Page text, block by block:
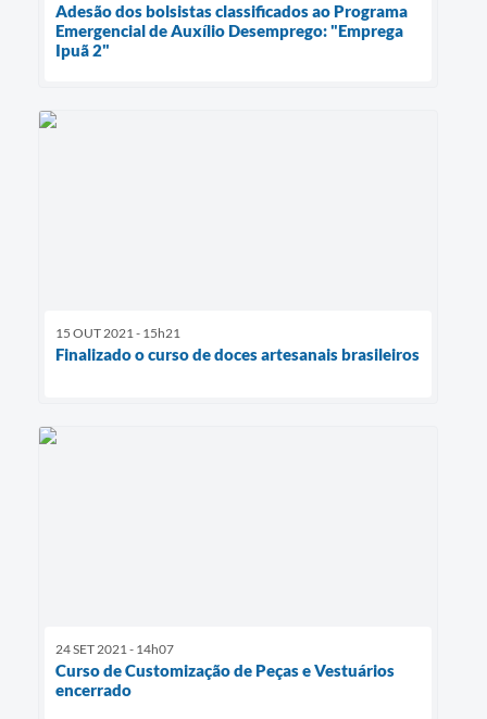
Adesão dos bolsistas classificados ao Programa
Emergencial de Auxílio Desemprego: "Emprega
Ipuã 2"
15 OUT 2021 - 15h21
Finalizado o curso de doces artesanais brasileiros
24 SET 2021 - 14h07
Curso de Customização de Peças e Vestuários
encerrado